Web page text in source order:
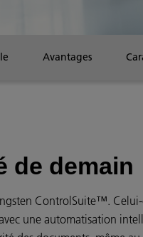
Avantages
de demain
ControlSuite™.
une automatisation